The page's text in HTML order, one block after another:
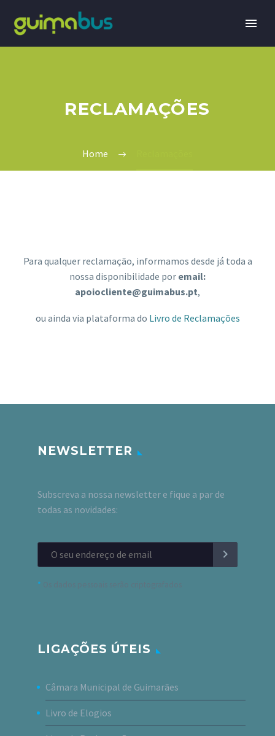
RECLAMAÇÕES
Home
Para qualquer reclamação, informamos desde já toda a
nossa disponibilidade por email:
apoiocliente@guimabus.pt,
ou ainda via plataforma do Livro de Reclamações
NEWSLETTER
Subscreva a nossa newsletter e fique a par de
todas as novidades:
*
LIGAÇÕES ÚTEIS
Câmara Municipal de Guimarães
Livro de Elogios